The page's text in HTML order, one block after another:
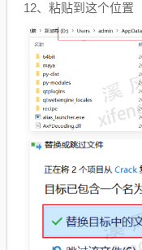
12、粘贴到这个位置